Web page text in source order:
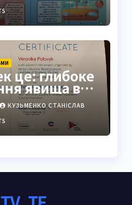
це: глибоке
явища в
кіно та
КУЗЬМЕНКО СТАНІСЛАВ